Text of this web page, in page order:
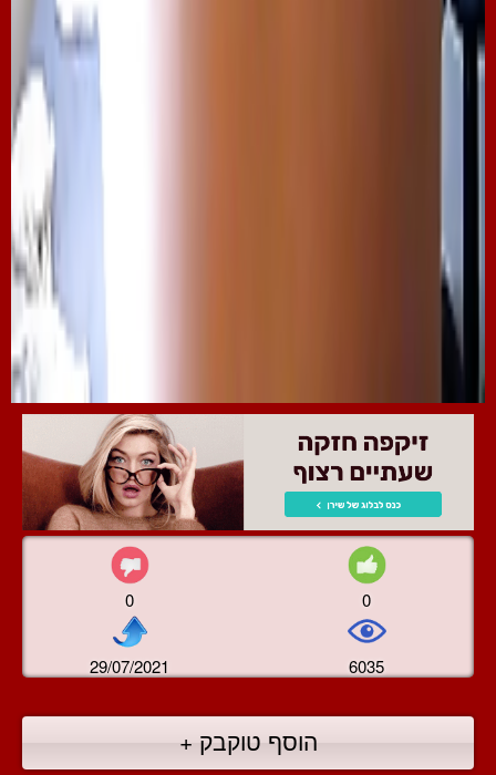
0 0
29/07/2021 6035
הוסף טוקבק +